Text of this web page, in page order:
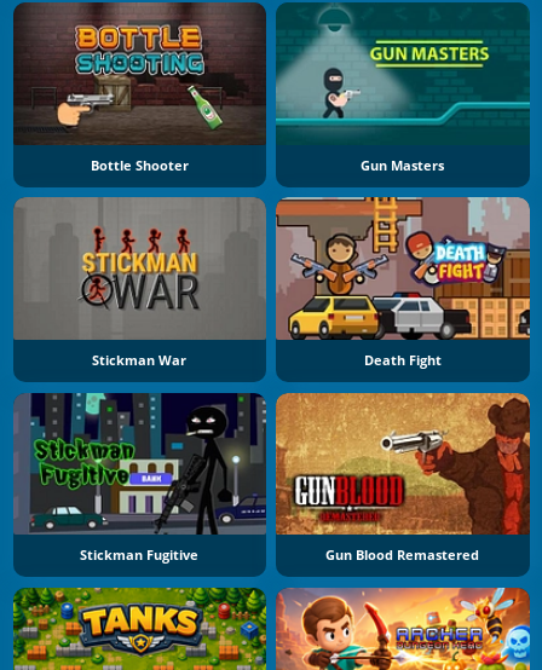
Bottle Shooter Gun Masters
Stickman War Death Fight
Stickman Fugitive Gun Blood Remastered